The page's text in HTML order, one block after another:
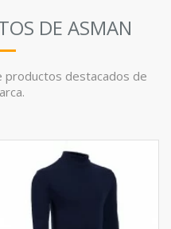
DE ASMAN
productos destacados de